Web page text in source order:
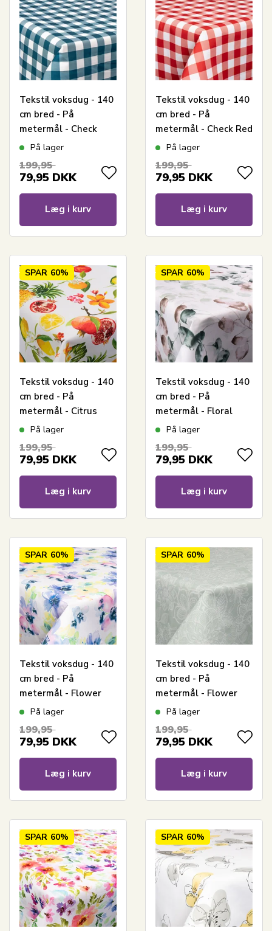
Tekstil voksdug - 140
cm bred - På
metermål - Check
Blue - Voksdug med
På lager
199,95
79,95 DKK
Læg i kurv
Tekstil voksdug - 140
cm bred - På
metermål - Check Red
- Voksdug med
På lager
199,95
79,95 DKK
Læg i kurv
SPAR 60%
Tekstil voksdug - 140
cm bred - På
metermål - Citrus
Fruits - Voksdug med
På lager
199,95
79,95 DKK
Læg i kurv
SPAR 60%
Tekstil voksdug - 140
cm bred - På
metermål - Floral
Branches - Voksdug
På lager
199,95
79,95 DKK
Læg i kurv
SPAR 60%
Tekstil voksdug - 140
cm bred - På
metermål - Flower
Blue - Voksdug med
På lager
199,95
79,95 DKK
Læg i kurv
SPAR 60%
Tekstil voksdug - 140
cm bred - På
metermål - Flower
Green - Voksdug med
På lager
199,95
79,95 DKK
Læg i kurv
SPAR 60% SPAR 60%